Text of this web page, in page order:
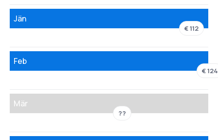
Jän
€ 112
Feb
€ 124
Mär
??